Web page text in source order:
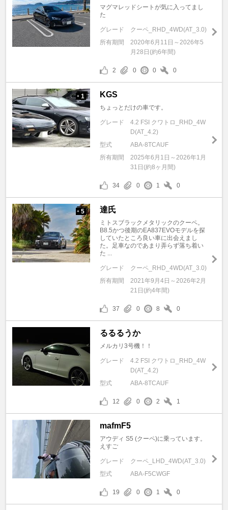
マグマレッドシートが気に入ってまし
た
グレード
クーペ_RHD_4WD(AT_3.0)
所有期間
2020年6月11日～2026年5
月28日(約6年間)
2 0 0 0
+ 1 KGS
ちょっとだけの車です。
グレード
4.2 FSI クワトロ_RHD_4W
D(AT_4.2)
型式
ABA-8TCAUF
所有期間
2025年6月1日～2026年1月
31日(約8ヶ月間)
34 0 1 0
+ 5 達氏
ミトスブラックメタリックのクーペ。
B8.5かつ後期のEA837EVOモデルを探
していたところ良い車に出会えまし
た。足車なのであまり弄らず落ち着い
た ...
グレード
クーペ_RHD_4WD(AT_3.0)
所有期間
2021年9月4日～2026年2月
21日(約4年間)
37 0 8 0
るるるうか
メルカリ3号機！！
グレード
4.2 FSI クワトロ_RHD_4W
D(AT_4.2)
型式
ABA-8TCAUF
12 0 2 1
mafmF5
アウディ S5 (クーペ)に乗っています。
えすご
グレード
クーペ_LHD_4WD(AT_3.0)
型式
ABA-F5CWGF
19 0 1 0